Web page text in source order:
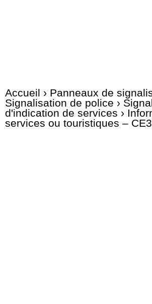
Accueil › Panneaux de
Signalisation de police ›
d'indication de services ›
services ou touristiques –